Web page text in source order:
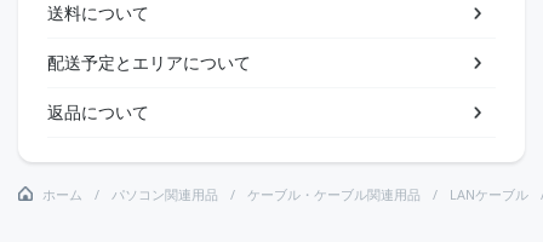
送料について
配送予定とエリアについて
返品について
ホーム パソコン関連用品 ケーブル・ケーブル関連用品 LANケーブル